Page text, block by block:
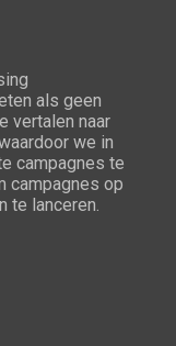
als geen
vertalen naar
we in
campagnes te
campagnes op
te lanceren.